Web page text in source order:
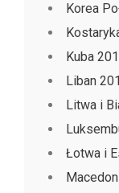
Korea
Kuba
Liban
Litwa i
Łotwa i